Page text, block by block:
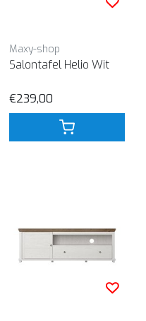
Maxy-shop
Salontafel Helio Wit
€239,00